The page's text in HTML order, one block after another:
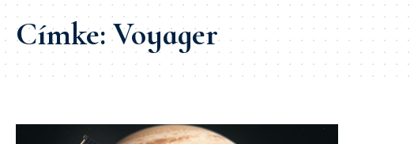
Címke:Voyager